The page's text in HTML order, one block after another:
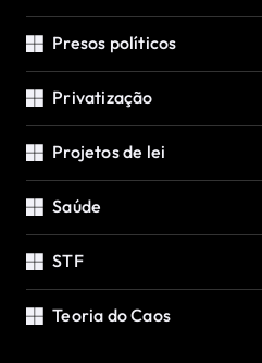
Presos políticos
Privatização
Projetos de lei
Saúde
STF
Teoria do Caos